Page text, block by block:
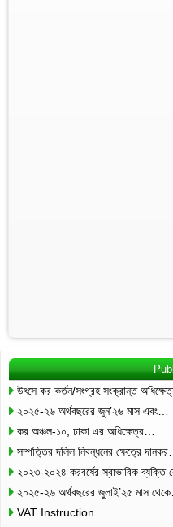
উৎসে কর কর্তন/সংগ্রহ সংক্রান্ত
২০২৫-২৬ অর্থবছরের জুন’২৬ মাস এবং…
কর অঞ্চল-১০, ঢাকা এর অধিক্ষেত্র…
সম্পত্তির দলিল নিবন্ধনের ক্ষেত্রে দানকর…
২০২৩-২০২৪ করবর্ষের স্বাভাবিক ব্যক্তি
২০২৫-২৬ অর্থবছরের জুলাই’২৫ মাস
VAT Instruction